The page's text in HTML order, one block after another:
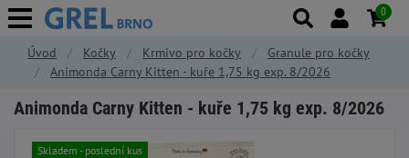
Úvod Kočky Krmivo pro kočky
Granule pro kočky
Animonda Carny Kitten - kuře 1,75 kg exp. 8/2026
Animonda Carny Kitten - kuře 1,75 kg exp. 8/2026
Skladem - poslední kus
0